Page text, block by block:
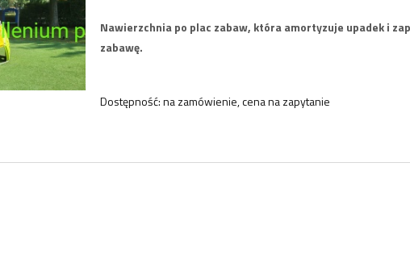
Nawierzchnia po plac zabaw, która amortyzuje upadek i
zabawę.
Dostępność:na zamówienie, cena na zapytanie